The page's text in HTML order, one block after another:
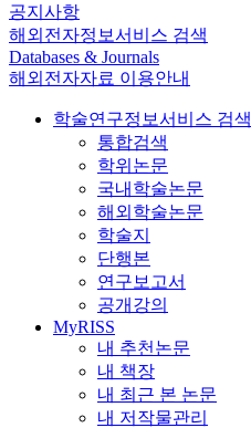
공지사항
해외전자정보서비스 검색
Databases & Journals
해외전자자료 이용안내
학술연구정보서비스 검색
통합검색
학위논문
국내학술논문
해외학술논문
학술지
단행본
연구보고서
공개강의
MyRISS
내 추천논문
내 책장
내 최근 본 논문
내 저작물관리